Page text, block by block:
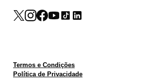
Termos e Condições
Política de Privacidade